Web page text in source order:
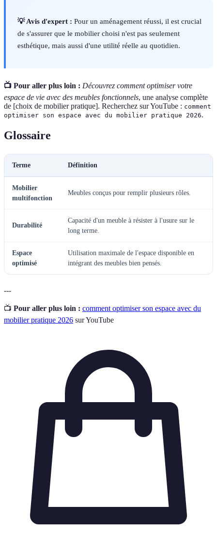
💡 Avis d'expert : Pour un aménagement réussi, il est crucial
de s'assurer que le mobilier choisi n'est pas seulement
esthétique, mais aussi d'une utilité réelle au quotidien.
📺 Pour aller plus loin : Découvrez comment optimiser votre
espace de vie avec des meubles fonctionnels, une analyse complète
de [choix de mobilier pratique]. Recherchez sur YouTube : comment
optimiser son espace avec du mobilier pratique 2026.
Glossaire
Terme Définition
Mobilier
multifonction
Meubles conçus pour remplir plusieurs rôles.
Durabilité
Capacité d'un meuble à résister à l'usure sur le
long terme.
Espace
optimisé
Utilisation maximale de l'espace disponible en
intégrant des meubles bien pensés.
---
📺 Pour aller plus loin : comment optimiser son espace avec du
mobilier pratique 2026 sur YouTube